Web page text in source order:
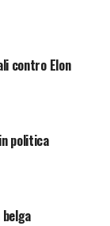
contro Elon
politica